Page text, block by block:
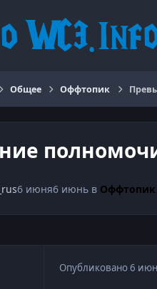
Общее Оффтопик
6 июня6 июньв Оффтопик
Опубликовано6